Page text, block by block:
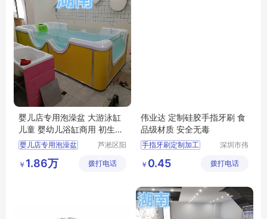
婴儿店专用泡澡盆 大游泳缸
儿童 婴幼儿浴缸商用 初生儿
沐浴设备
婴儿店专用泡澡盆
婴幼儿浴缸商用
芦淞区阳
童游泳馆
￥ 1.86万 拨打电话
伟业达 定制硅胶手指牙刷 食
品级材质 安全无毒
手指牙刷定制加工
软毛牙刷定制加工厂家
液态硅胶厂家
深圳市伟
有限公司
￥ 0.45 拨打电话